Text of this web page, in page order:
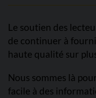
Le soutien des
de continuer à
haute qualité sur
Nous sommes là
facile à des